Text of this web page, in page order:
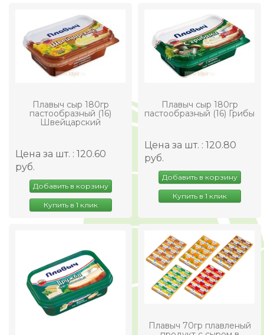
Плавыч сыр 180гр
пастообразный (16)
Швейцарский
Цена за шт. : 120.60
руб.
Добавить в корзину
Купить в 1 клик
Плавыч сыр 180гр
пастообразный (16) Грибы
Цена за шт. : 120.80
руб.
Добавить в корзину
Купить в 1 клик
Плавыч 70гр плавленый